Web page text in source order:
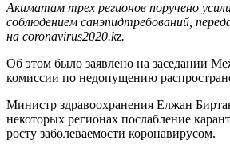
Акиматам трех регионов поручено
соблюдением санэпидтребований,
на coronavirus2020.kz.
Об этом было заявлено на заседании
комиссии по недопущению
Министр здравоохранения Елжан
некоторых регионах послабление
росту заболеваемости коронавирусом.